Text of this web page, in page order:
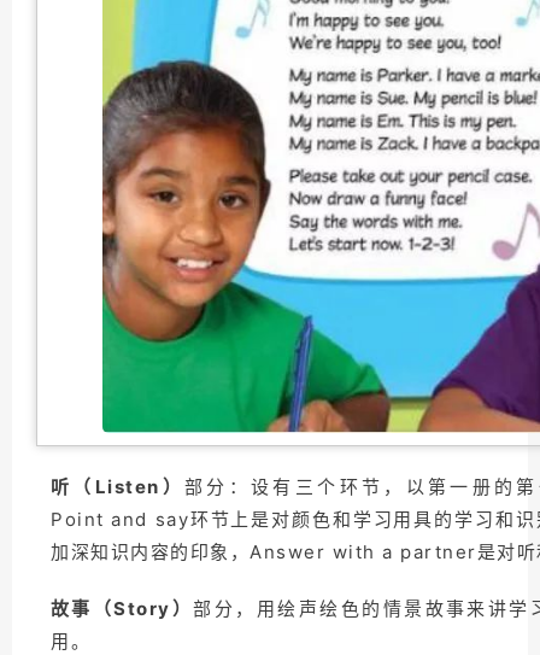
听（Listen） 部分：设有三个环节，以第一册的
Point and say环节上是对颜色和学习用具的学习和识
加深知识内容的印象，Answer with a partner是对听
故事（Story）部分，用绘声绘色的情景故事来讲学
用。